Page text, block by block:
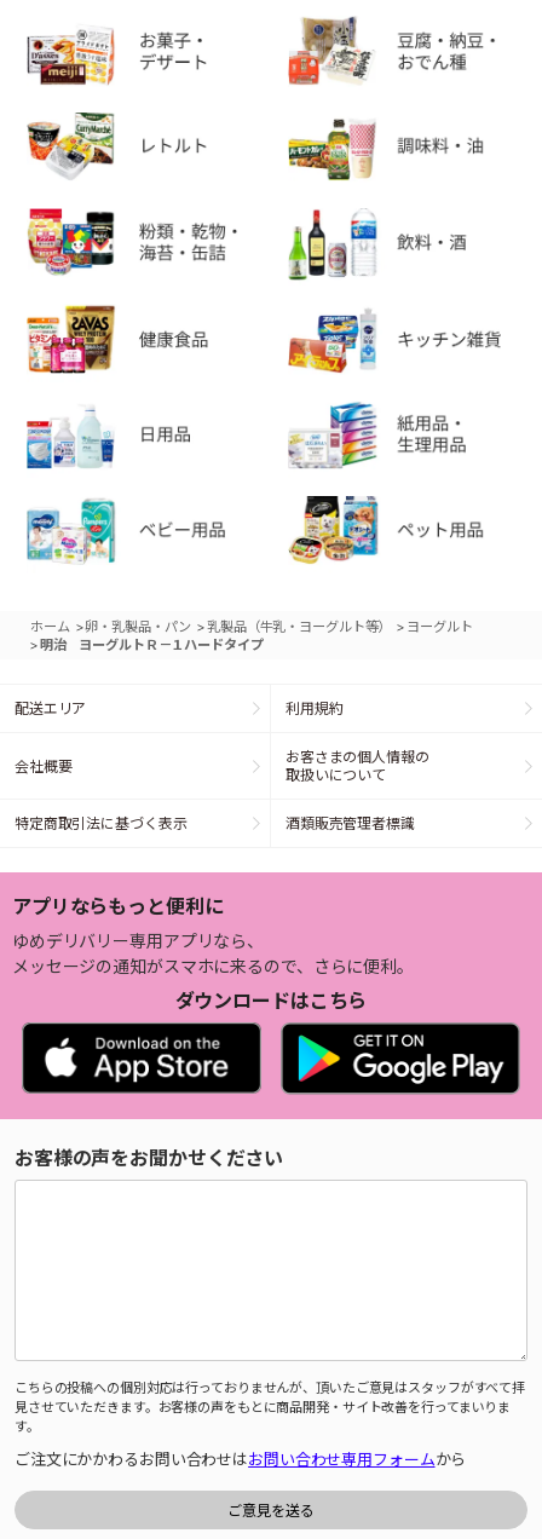
ホーム >卵・乳製品・パン >乳製品（牛乳・ヨーグルト等） > ヨーグルト
> 明治 ヨーグルトＲ－１ハードタイプ
配送エリア 利用規約
会社概要
お客さまの個人情報の
取扱いについて
特定商取引法に基づく表示 酒類販売管理者標識
アプリならもっと便利に
ゆめデリバリー専用アプリなら、
メッセージの通知がスマホに来るので、さらに便利。
ダウンロードはこちら
お客様の声をお聞かせください
こちらの投稿への個別対応は行っておりませんが、頂いたご意見はスタッフがすべて拝
見させていただきます。お客様の声をもとに商品開発・サイト改善を行ってまいりま
す。
ご注文にかかわるお問い合わせはお問い合わせ専用フォームから